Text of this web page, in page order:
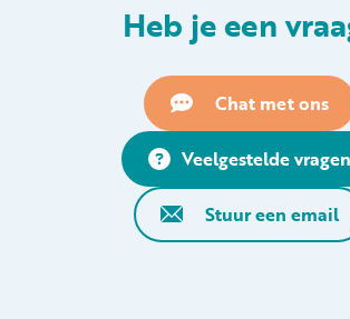
Heb je een
Chat met ons
Veelgestelde vragen
Stuur een email